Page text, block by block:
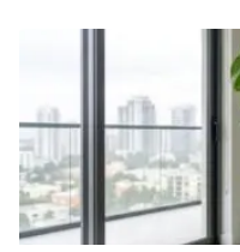
Laris, María del
objetivo terapéutico en
ateroesclerosis?."
823-832.
Varela-Moreiras, G.,
"Homocisteína,
personas de edad